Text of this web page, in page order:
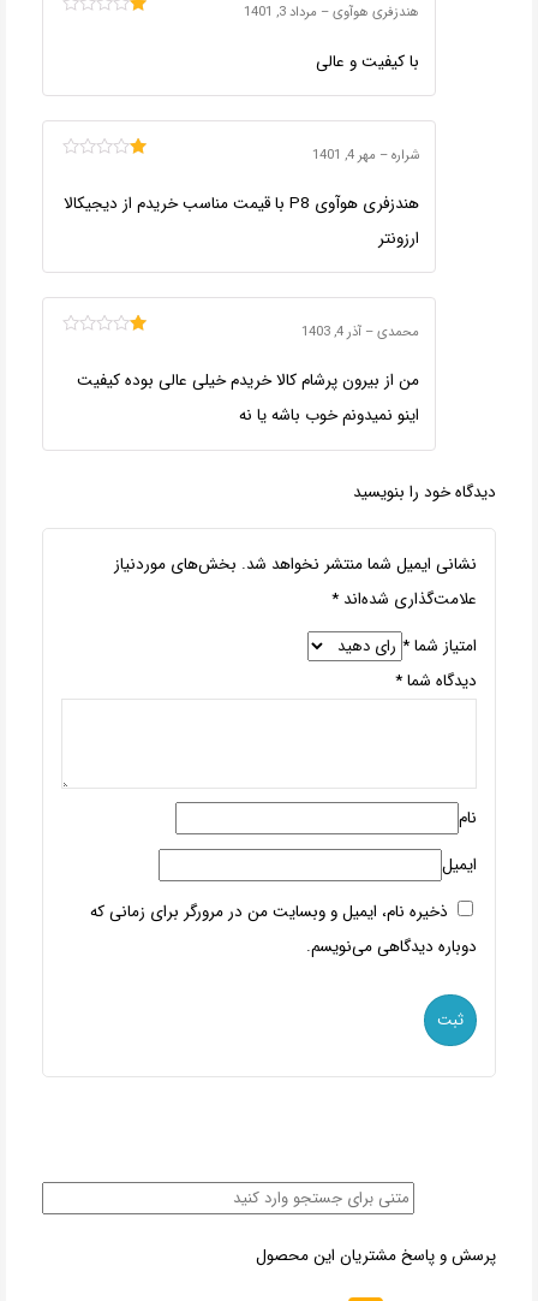
هندزفری هوآوی– مرداد 3, 1401
با کیفیت و عالی
از
5
شراره– مهر 4, 1401
هندزفری هوآوی P8 با قیمت مناسب خریدم از دیجیکالا
ارزونتر
از
5
محمدی– آذر 4, 1403
من از بیرون پرشام کالا خریدم خیلی عالی بوده کیفیت
اینو نمیدونم خوب باشه یا نه
دیدگاه خود را بنویسید
نشانی ایمیل شما منتشر نخواهد شد. بخش‌های موردنیاز
علامت‌گذاری شده‌اند *
امتیاز شما*
دیدگاه شما*
نام
ایمیل
ذخیره نام، ایمیل و وبسایت من در مرورگر برای زمانی که
دوباره دیدگاهی می‌نویسم.
پرسش و پاسخ مشتریان این محصول